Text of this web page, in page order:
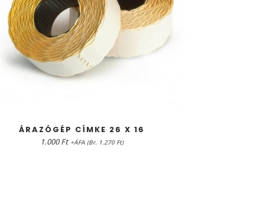
KOSÁRBA TESZEM
ÁRAZÓGÉP CÍMKE 26 X 16
1.000Ft +ÁFA (Br. 1.270 Ft)